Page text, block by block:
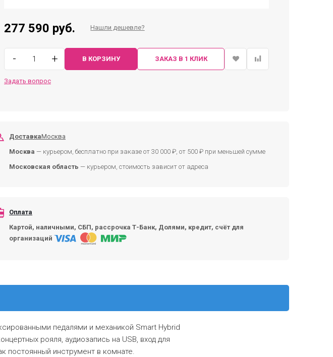
277 590 руб. Нашли дешевле?
- + В КОРЗИНУ ЗАКАЗ В 1 КЛИК
Задать вопрос
ДоставкаМосква
Москва — курьером, бесплатно при заказе от 30 000 ₽, от 500 ₽ при меньшей сумме
Московская область — курьером, стоимость зависит от адреса
Оплата
Картой, наличными, СБП, рассрочка Т-Банк, Долями, кредит, счёт для
организаций
педалями и механикой Smart Hybrid
рояля, аудиозапись на USB, вход для
постоянный инструмент в комнате.